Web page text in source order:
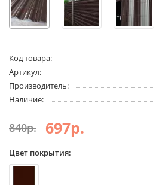
Код товара:
Артикул:
Производитель:
Наличие:
840р. 697р.
Цвет покрытия: